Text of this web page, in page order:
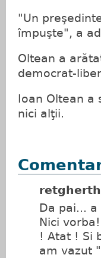
"Un
împuşte", a
Oltean a
democrat-
Ioan Oltean
nici alţii.
Da pai...
Nici
! Atat ! Si
am vazut